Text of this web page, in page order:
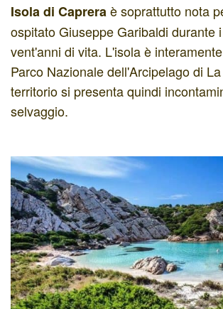
Isola di Capreraè soprattutto nota
ospitato Giuseppe Garibaldi durante
vent'anni di vita. L'isola è
Parco Nazionale dell'Arcipelago di
territorio si presenta quindi
selvaggio.